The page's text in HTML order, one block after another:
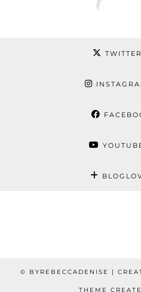
© BYREBECCADENISE |
THEME